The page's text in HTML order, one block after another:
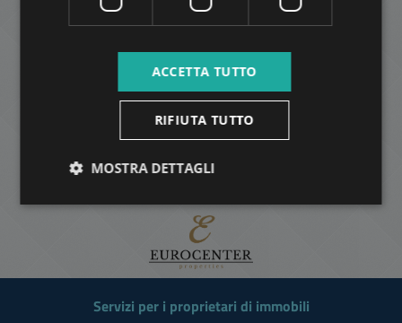
Servizi per i proprietari di immobili
ACCETTA TUTTO
RIFIUTA TUTTO
MOSTRA DETTAGLI